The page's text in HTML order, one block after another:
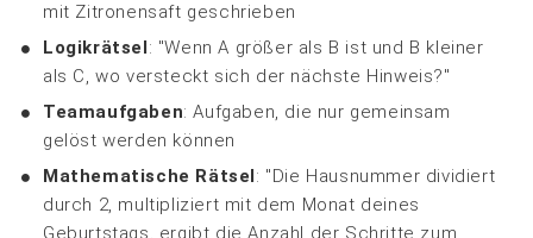
mit Zitronensaft geschrieben
Logikrätsel: "Wenn A größer als B ist und B kleiner
als C, wo versteckt sich der nächste Hinweis?"
Teamaufgaben: Aufgaben, die nur gemeinsam
gelöst werden können
Mathematische Rätsel: "Die Hausnummer dividiert
durch 2, multipliziert mit dem Monat deines
Geburtstags, ergibt die Anzahl der Schritte zum